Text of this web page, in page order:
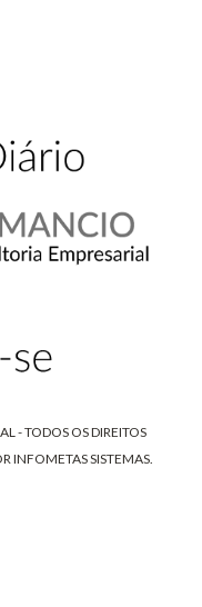
- TODOS OS DIREITOS
INFOMETAS SISTEMAS.